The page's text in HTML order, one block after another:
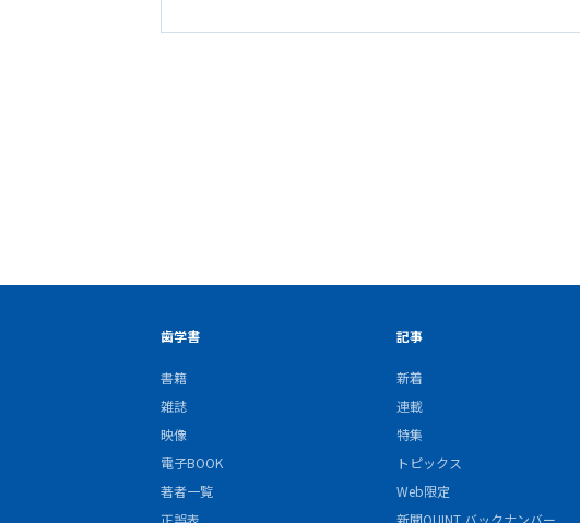
歯学書
書籍
雑誌
映像
電子BOOK
著者一覧
正誤表
記事
新着
連載
特集
トピックス
Web限定
新聞QUINT バックナンバー